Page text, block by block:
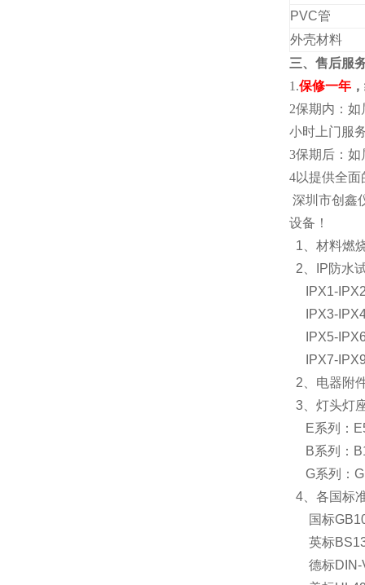
PVC管
外壳材料
三、售后服
1.保修一年
2保期内：
小时上门服
3保期后：
4以提供全
深圳市创鑫
设备！
1、材料燃
2、IP防水
IPX1-IPX2
IPX3-IPX4
IPX5-IPX6
IPX7-IPX9
2、电器附
3、灯头灯
E系列：
B系列：
G系列：
4、各国标
国标
英标
德标DIN-